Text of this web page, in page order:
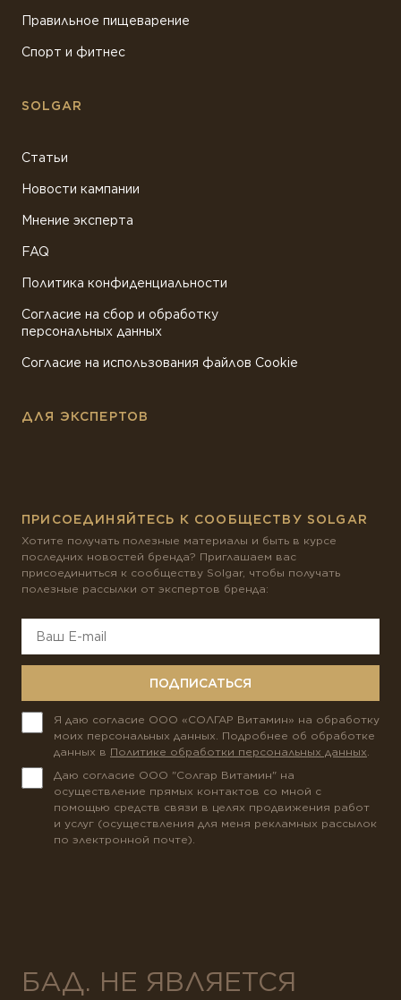
Правильное пищеварение
Спорт и фитнес
SOLGAR
Статьи
Новости кампании
Мнение эксперта
FAQ
Политика конфиденциальности
Согласие на сбор и обработку
персональных данных
Согласие на использования файлов Cookie
ДЛЯ ЭКСПЕРТОВ
ПРИСОЕДИНЯЙТЕСЬ К СООБЩЕСТВУ SOLGAR
Хотите получать полезные материалы и быть в курсе
последних новостей бренда? Приглашаем вас
присоединиться к сообществу Solgar, чтобы получать
полезные рассылки от экспертов бренда:
ПОДПИСАТЬСЯ
Я даю согласие ООО «СОЛГАР Витамин» на обработку
моих персональных данных. Подробнее об обработке
данных в Политике обработки персональных данных.
Даю согласие ООО "Солгар Витамин" на
осуществление прямых контактов со мной с
помощью средств связи в целях продвижения работ
и услуг (осуществления для меня рекламных рассылок
по электронной почте).
БАД. НЕ ЯВЛЯЕТСЯ